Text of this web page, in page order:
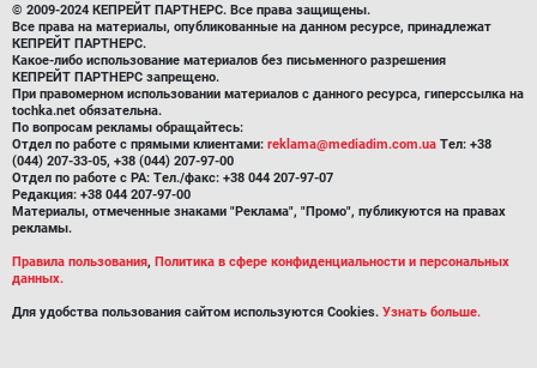
© 2009-2024 КЕПРЕЙТ ПАРТНЕРС. Все права защищены.
Все права на материалы, опубликованные на данном ресурсе, принадлежат
КЕПРЕЙТ ПАРТНЕРС.
Какое-либо использование материалов без письменного разрешения
КЕПРЕЙТ ПАРТНЕРС запрещено.
При правомерном использовании материалов с данного ресурса, гиперссылка на
tochka.net обязательна.
По вопросам рекламы обращайтесь:
Отдел по работе с прямыми клиентами: reklama@mediadim.com.ua Тел: +38
(044) 207-33-05, +38 (044) 207-97-00
Отдел по работе с РА: Тел./факс: +38 044 207-97-07
Редакция: +38 044 207-97-00
Материалы, отмеченные знаками "Реклама", "Промо", публикуются на правах
рекламы.
Правила пользования, Политика в сфере конфиденциальности и персональных
данных.
Для удобства пользования сайтом используются Cookies. Узнать больше.